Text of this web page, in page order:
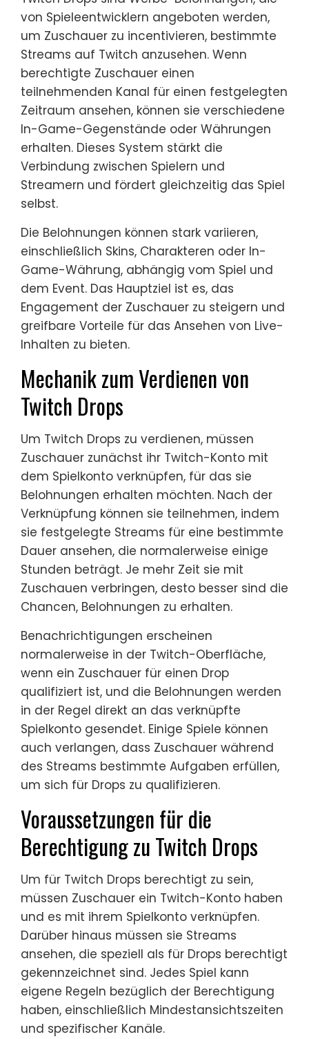
von Spieleentwicklern angeboten werden,
um Zuschauer zu incentivieren, bestimmte
Streams auf Twitch anzusehen. Wenn
berechtigte Zuschauer einen
teilnehmenden Kanal für einen festgelegten
Zeitraum ansehen, können sie verschiedene
In-Game-Gegenstände oder Währungen
erhalten. Dieses System stärkt die
Verbindung zwischen Spielern und
Streamern und fördert gleichzeitig das Spiel
selbst.
Die Belohnungen können stark variieren,
einschließlich Skins, Charakteren oder In-
Game-Währung, abhängig vom Spiel und
dem Event. Das Hauptziel ist es, das
Engagement der Zuschauer zu steigern und
greifbare Vorteile für das Ansehen von Live-
Inhalten zu bieten.
Mechanik zum Verdienen von
Twitch Drops
Um Twitch Drops zu verdienen, müssen
Zuschauer zunächst ihr Twitch-Konto mit
dem Spielkonto verknüpfen, für das sie
Belohnungen erhalten möchten. Nach der
Verknüpfung können sie teilnehmen, indem
sie festgelegte Streams für eine bestimmte
Dauer ansehen, die normalerweise einige
Stunden beträgt. Je mehr Zeit sie mit
Zuschauen verbringen, desto besser sind die
Chancen, Belohnungen zu erhalten.
Benachrichtigungen erscheinen
normalerweise in der Twitch-Oberfläche,
wenn ein Zuschauer für einen Drop
qualifiziert ist, und die Belohnungen werden
in der Regel direkt an das verknüpfte
Spielkonto gesendet. Einige Spiele können
auch verlangen, dass Zuschauer während
des Streams bestimmte Aufgaben erfüllen,
um sich für Drops zu qualifizieren.
Voraussetzungen für die
Berechtigung zu Twitch Drops
Um für Twitch Drops berechtigt zu sein,
müssen Zuschauer ein Twitch-Konto haben
und es mit ihrem Spielkonto verknüpfen.
Darüber hinaus müssen sie Streams
ansehen, die speziell als für Drops berechtigt
gekennzeichnet sind. Jedes Spiel kann
eigene Regeln bezüglich der Berechtigung
haben, einschließlich Mindestansichtszeiten
und spezifischer Kanäle.